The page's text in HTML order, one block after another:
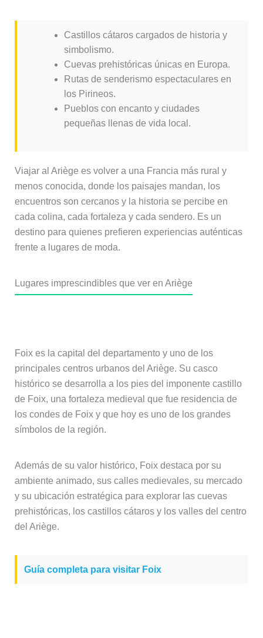
Castillos cátaros cargados de historia y
simbolismo.
Cuevas prehistóricas únicas en Europa.
Rutas de senderismo espectaculares en
los Pirineos.
Pueblos con encanto y ciudades
pequeñas llenas de vida local.
Viajar al Ariège es volver a una Francia más rural y
menos conocida, donde los paisajes mandan, los
encuentros son cercanos y la historia se percibe en
cada colina, cada fortaleza y cada sendero. Es un
destino para quienes prefieren experiencias auténticas
frente a lugares de moda.
Lugares imprescindibles que ver en Ariège
Foix es la capital del departamento y uno de los
principales centros urbanos del Ariège. Su casco
histórico se desarrolla a los pies del imponente castillo
de Foix, una fortaleza medieval que fue residencia de
los condes de Foix y que hoy es uno de los grandes
símbolos de la región.
Además de su valor histórico, Foix destaca por su
ambiente animado, sus calles medievales, su mercado
y su ubicación estratégica para explorar las cuevas
prehistóricas, los castillos cátaros y los valles del centro
del Ariège.
Guía completa para visitar Foix